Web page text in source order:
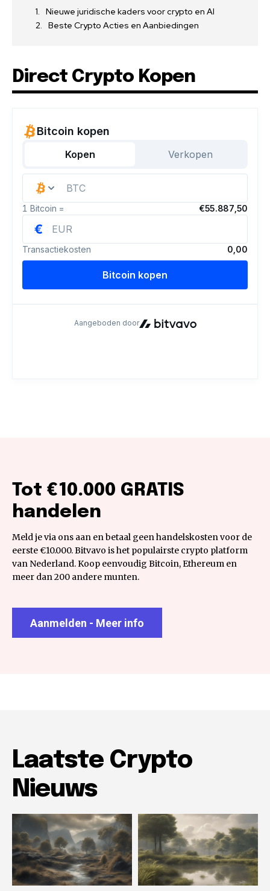
Nieuwe juridische kaders voor crypto en AI
Beste Crypto Acties en Aanbiedingen
Direct Crypto Kopen
Tot €10.000 GRATIS
handelen
Meld je via ons aan en betaal geen handelskosten voor de
eerste €10.000. Bitvavo is het populairste crypto platform
van Nederland. Koop eenvoudig Bitcoin, Ethereum en
meer dan 200 andere munten.
Aanmelden - Meer info
Laatste Crypto
Nieuws